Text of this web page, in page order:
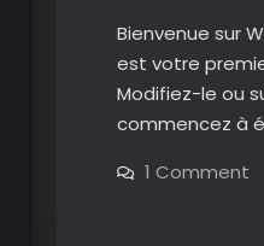
Bienvenue sur
est votre
Modifiez-le ou
commencez à
1 Commenton